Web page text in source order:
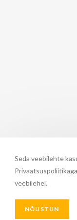
Seda veebilehte
veebilehel.
NÕUSTUN